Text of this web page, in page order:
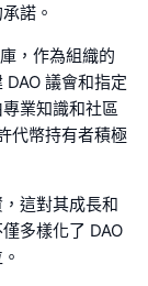
諾。
，作為組織的
議會和指定
業知識和社區
代幣持有者積極
這對其成長和
多樣化了 DAO